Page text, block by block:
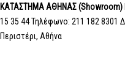
ΚΑΤΑΣΤΗΜΑ ΑΘΗΝΑΣ (Showroom)
15 35 44 Τηλέφωνο: 211 182 8301
Περιστέρι, Αθήνα